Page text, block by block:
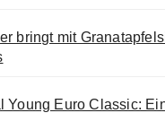
bringt mit
Young Euro Classic: